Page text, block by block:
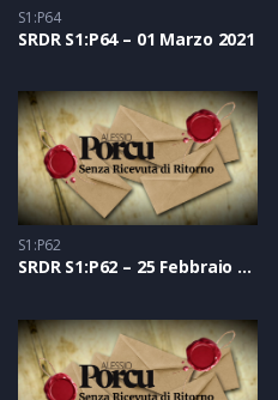
S1:P64
SRDR S1:P64 – 01 Marzo 2021
S1:P62
SRDR S1:P62 – 25 Febbraio 2021